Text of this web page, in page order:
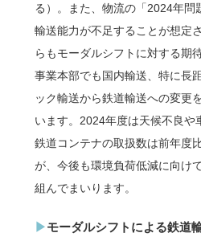
る）。また、物流の「2024年問
輸送能力が不足することが想定
らもモーダルシフトに対する期
事業本部でも国内輸送、特に長
ック輸送から鉄道輸送への変更
います。2024年度は天候不良や
鉄道コンテナの取扱数は前年度
が、今後も環境負荷低減に向け
組んでまいります。
モーダルシフトによる鉄道